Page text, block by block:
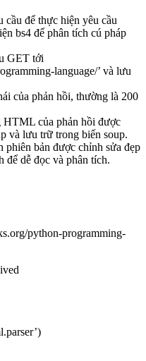
để thực hiện yêu cầu
bs4 để phân tích cú pháp
GET tới
language/’ và lưu
của phản hồi, thường là 200
của phản hồi được
và lưu trữ trong biến soup.
bản được chỉnh sửa đẹp
để dễ đọc và phân tích.
python-programming-